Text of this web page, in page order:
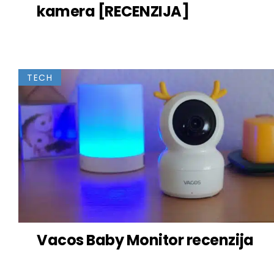
kamera [RECENZIJA]
TECH
Vacos Baby Monitor recenzija